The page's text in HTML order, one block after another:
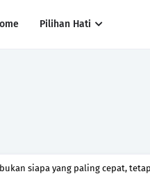
Pilihan Hati
siapa yang paling cepat,